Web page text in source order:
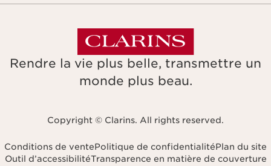
Rendre la vie plus belle, transmettre un
monde plus beau.
Copyright © Clarins. All rights reserved.
Conditions de ventePolitique de confidentialitéPlan du site
Outil d’accessibilitéTransparence en matière de couverture